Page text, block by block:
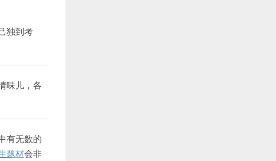
独到考
味儿，各
有无数的
题材会非